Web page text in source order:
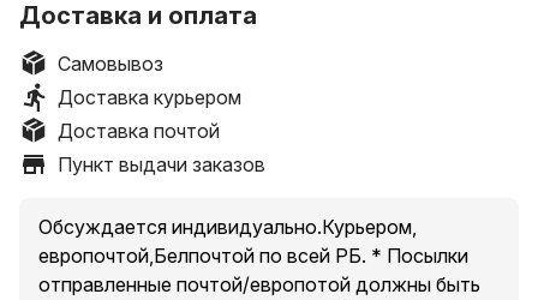
Оценка вашего устройства займет всего 5 минут (в
viber/telegram)
г.Минск
По РБ через почту
САМЫЕ ВЫГОДНЫЕ ЦЕНЫ НА ВЫКУП ПО РБ
Скупка , выкуп , деньги сразу , есть так же вариант
оставить под реализацию.
Доставка и оплата
Самовывоз
Доставка курьером
Доставка почтой
Пункт выдачи заказов
Обсуждается индивидуально.Курьером,
европочтой,Белпочтой по всей РБ. * Посылки
отправленные почтой/европотой должны быть